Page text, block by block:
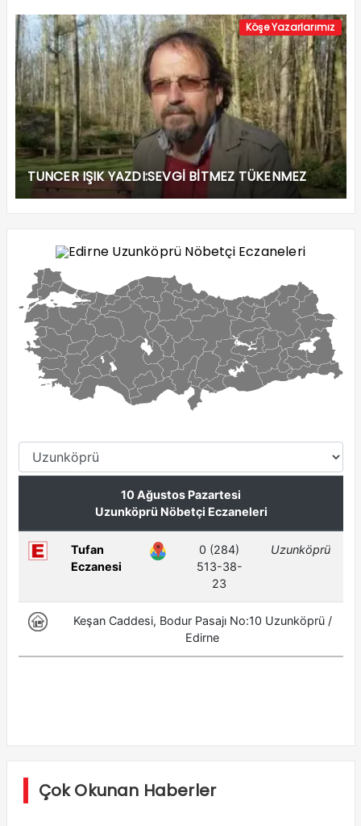
Köşe Yazarlarımız
TUNCER IŞIK YAZDI:SEVGİ BİTMEZ TÜKENMEZ
Çok Okunan Haberler